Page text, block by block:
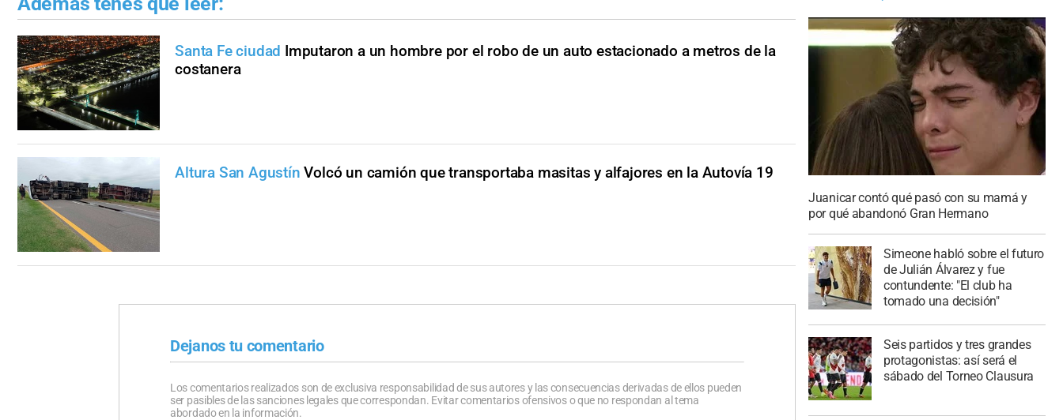
Santa Fe ciudad Imputaron a un hombre por el robo de un auto estacionado a metros de la
costanera
Altura San Agustín Volcó un camión que transportaba masitas y alfajores en la Autovía 19
Dejanos tu comentario
Los comentarios realizados son de exclusiva responsabilidad de sus autores y las consecuencias derivadas de ellos pueden
ser pasibles de las sanciones legales que correspondan. Evitar comentarios ofensivos o que no respondan al tema
abordado en la información.
Juanicar contó qué pasó con su mamá y
por qué abandonó Gran Hermano
Simeone habló sobre el futuro
de Julián Álvarez y fue
contundente: "El club ha
tomado una decisión"
Seis partidos y tres grandes
protagonistas: así será el
sábado del Torneo Clausura